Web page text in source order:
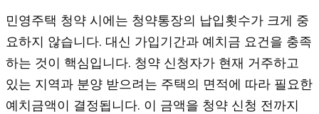
민영주택 청약 시에는 청약통장의 납입횟수가 크게 중
요하지 않습니다. 대신 가입기간과 예치금 요건을 충족
하는 것이 핵심입니다. 청약 신청자가 현재 거주하고
있는 지역과 분양 받으려는 주택의 면적에 따라 필요한
예치금액이 결정됩니다. 이 금액을 청약 신청 전까지